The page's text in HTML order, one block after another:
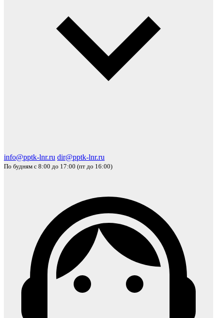
info@pptk-lnr.ru dir@pptk-lnr.ru
По будням с 8:00 до 17:00 (пт до 16:00)